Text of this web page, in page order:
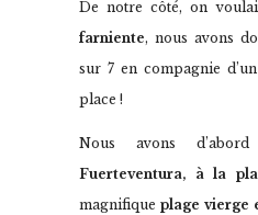
De notre côté, on
farniente, nous avons
sur 7 en compagnie
place !
Nous avons
Fuerteventura,
à la
magnifique plage vierge